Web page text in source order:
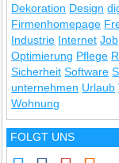
Dekoration Design
Firmenhomepage
Industrie Internet Job
Optimierung Pflege
Sicherheit Software
unternehmen Urlaub
Wohnung
FOLGT UNS